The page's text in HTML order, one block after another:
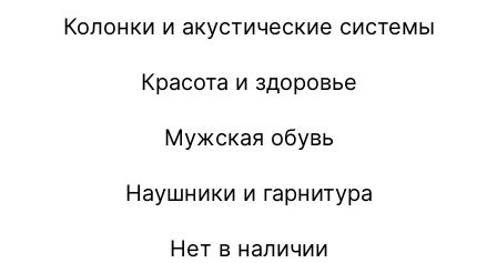
Колонки и акустические системы
Красота и здоровье
Мужская обувь
Наушники и гарнитура
Нет в наличии